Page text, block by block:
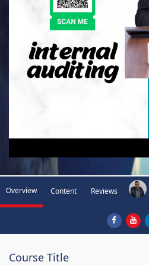
Overview Content Reviews
Course Title